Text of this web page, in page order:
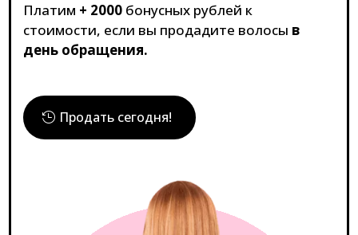
Платим + 2000 бонусных рублей к
стоимости, если вы продадите волосы в
день обращения.
Продать сегодня!